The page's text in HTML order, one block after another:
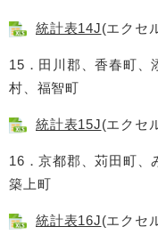
統計表14J(エクセ
15．田川郡、香春町、
村、福智町
統計表15J(エクセ
16．京都郡、苅田町、
築上町
統計表16J(エクセ